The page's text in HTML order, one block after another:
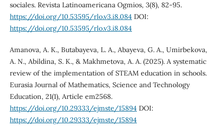
sociales. Revista Latinoamericana Ogmios, 3(8), 82-95.
https://doi.org/10.53595/rlo.v3.i8.084 DOI:
https://doi.org/10.53595/rlo.v3.i8.084
Amanova, A. K., Butabayeva, L. A., Abayeva, G. A., Umirbekova,
A. N., Abildina, S. K., & Makhmetova, A. A. (2025). A systematic
review of the implementation of STEAM education in schools.
Eurasia Journal of Mathematics, Science and Technology
Education, 21(1), Article em2568.
https://doi.org/10.29333/ejmste/15894 DOI:
https://doi.org/10.29333/ejmste/15894